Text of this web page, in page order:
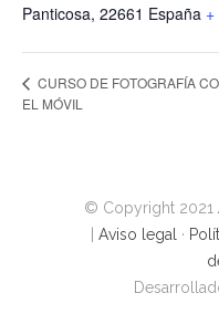
Panticosa, 22661 España
CURSO DE FOTOGRAFÍA
EL MÓVIL
© Copyright 2021
Aviso legal ·